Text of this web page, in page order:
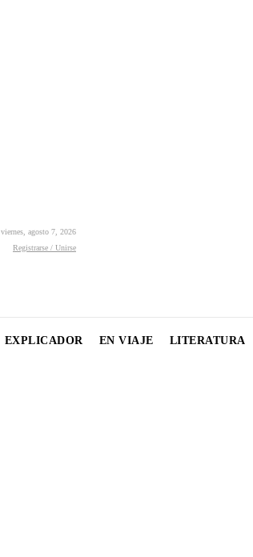
viernes, agosto 7, 2026
Registrarse / Unirse
EXPLICADOR EN VIAJE LITERATURA